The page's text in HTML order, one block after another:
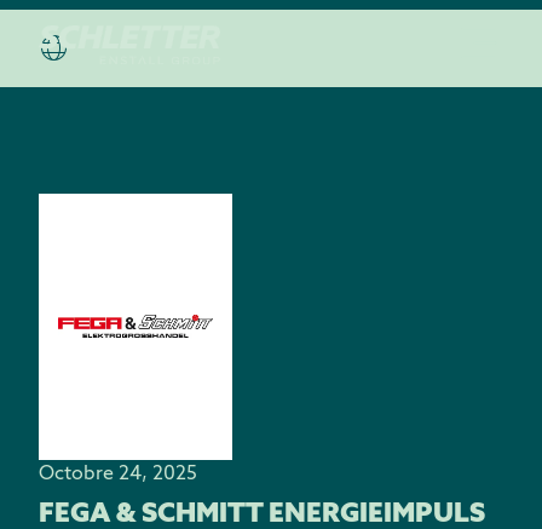
Octobre 24, 2025
FEGA & SCHMITT ENERGIEIMPULS